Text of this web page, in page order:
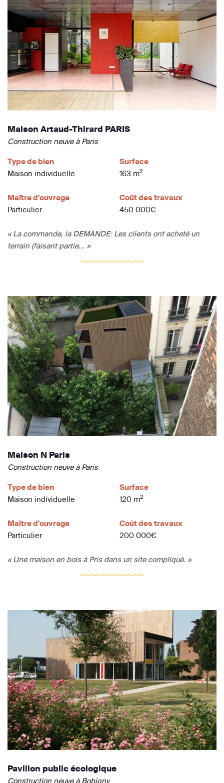
Maison Artaud-Thirard PARIS
Construction neuve à Paris
Type de bien
Maison individuelle
Surface
163 m2
Maître d'ouvrage
Particulier
Coût des travaux
450 000€
« La commande, la DEMANDE: Les clients ont acheté un
terrain (faisant partie... »
Maison N Paris
Construction neuve à Paris
Type de bien
Maison individuelle
Surface
120 m2
Maître d'ouvrage
Particulier
Coût des travaux
200 000€
« Une maison en bois à Pris dans un site compliqué. »
Pavillon public écologique
Construction neuve à Bobigny